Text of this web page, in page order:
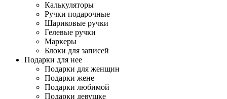
Калькуляторы
Ручки подарочные
Шариковые ручки
Гелевые ручки
Маркеры
Блоки для записей
Подарки для нее
Подарки для женщин
Подарки жене
Подарки любимой
Подарки девушке